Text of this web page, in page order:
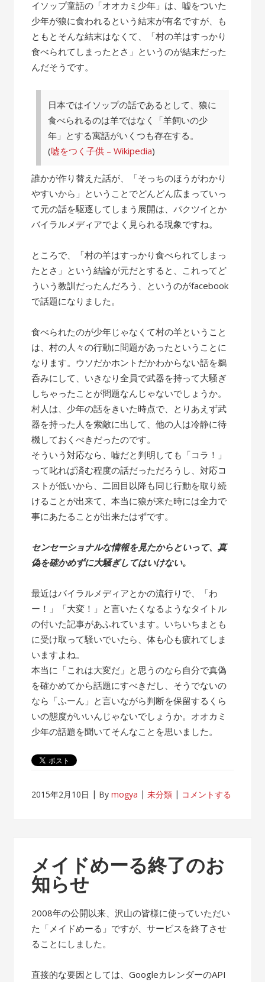
話”
イソップ童話の「オオカミ少年」は、嘘をついた
少年が狼に食われるという結末が有名ですが、も
ともとそんな結末はなくて、「村の羊はすっかり
食べられてしまったとさ」というのが結末だった
んだそうです。
日本ではイソップの話であるとして、狼に
食べられるのは羊ではなく「羊飼いの少
年」とする寓話がいくつも存在する。
(嘘をつく子供 – Wikipedia)
誰かが作り替えた話が、「そっちのほうがわかり
やすいから」ということでどんどん広まっていっ
て元の話を駆逐してしまう展開は、パクツイとか
バイラルメディアでよく見られる現象ですね。
ところで、「村の羊はすっかり食べられてしまっ
たとさ」という結論が元だとすると、これってど
ういう教訓だったんだろう、というのがfacebook
で話題になりました。
食べられたのが少年じゃなくて村の羊ということ
は、村の人々の行動に問題があったということに
なります。ウソだかホントだかわからない話を鵜
呑みにして、いきなり全員で武器を持って大騒ぎ
しちゃったことが問題なんじゃないでしょうか。
村人は、少年の話をきいた時点で、とりあえず武
器を持った人を索敵に出して、他の人は冷静に待
機しておくべきだったのです。
そういう対応なら、嘘だと判明しても「コラ！」
って叱れば済む程度の話だっただろうし、対応コ
ストが低いから、二回目以降も同じ行動を取り続
けることが出来て、本当に狼が来た時には全力で
事にあたることが出来たはずです。
センセーショナルな情報を見たからといって、真
偽を確かめずに大騒ぎしてはいけない。
最近はバイラルメディアとかの流行りで、「わ
ー！」「大変！」と言いたくなるようなタイトル
の付いた記事があふれています。いちいちまとも
に受け取って騒いでいたら、体も心も疲れてしま
いますよね。
本当に「これは大変だ」と思うのなら自分で真偽
を確かめてから話題にすべきだし、そうでないの
なら「ふーん」と言いながら判断を保留するくら
いの態度がいいんじゃないでしょうか。オオカミ
少年の話題を聞いてそんなことを思いました。
2015年2月10日 Bymogya 未分類 コメントする
メイドめーる終了のお
知らせ
2008年の公開以来、沢山の皆様に使っていただい
た「メイドめーる」ですが、サービスを終了させ
ることにしました。
直接的な要因としては、GoogleカレンダーのAPI